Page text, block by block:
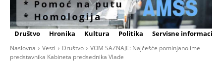
Društvo Hronika Kultura Politika Servisne informacije
Naslovna Vesti Društvo
VOM SAZNAJE: Najčešće pominjano ime
predstavnika Kabineta predsednika Vlade